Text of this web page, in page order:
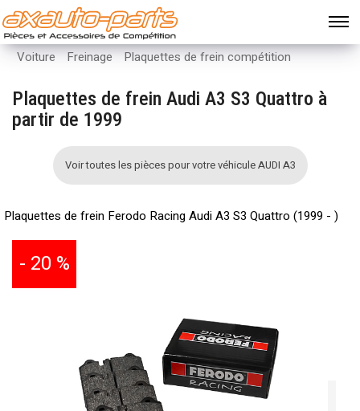
Voiture Freinage Plaquettes de frein compétition
Plaquettes de frein Audi A3 S3 Quattro à
partir de 1999
Voir toutes les pièces pour votre véhicule AUDI A3
Plaquettes de frein Ferodo Racing Audi A3 S3 Quattro (1999 - )
- 20 %